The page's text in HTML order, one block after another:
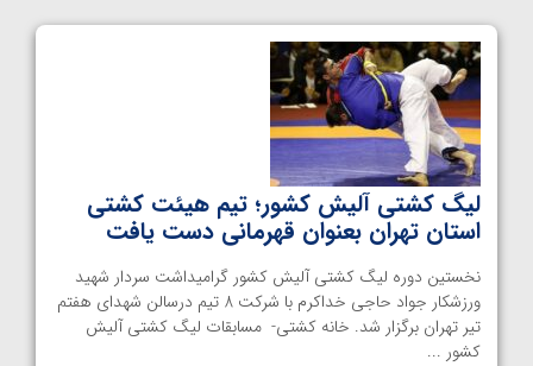
لیگ کشتی آلیش کشور؛ تیم هیئت کشتی
استان تهران بعنوان قهرمانی دست یافت
نخستین دوره لیگ کشتی آلیش کشور گرامیداشت سردار شهید
ورزشکار جواد حاجی خداکرم با شرکت 8 تیم درسالن شهدای هفتم
تیر تهران برگزار شد. خانه کشتی- مسابقات لیگ کشتی آلیش
کشور ...